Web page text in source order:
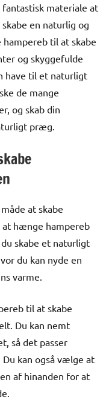
materiale at
en naturlig og
til at skabe
og skyggefulde
have til et naturligt
de mange
og skab din
præg.
at skabe
at hænge hampereb
skabe et naturligt
du kan nyde en
varme.
til at skabe
Du kan nemt
så det passer
kan også vælge at
af hinanden for at